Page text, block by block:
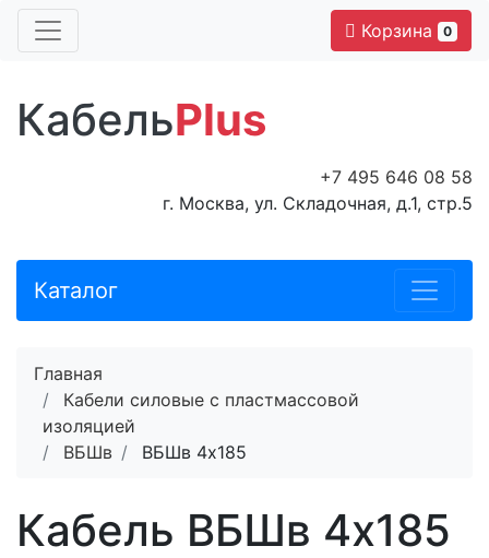
Корзина 0
КабельPlus
+7 495 646 08 58
г. Москва, ул. Складочная, д.1, стр.5
Каталог
Главная
Кабели силовые с пластмассовой
изоляцией
ВБШв
ВБШв 4x185
Кабель ВБШв 4x185